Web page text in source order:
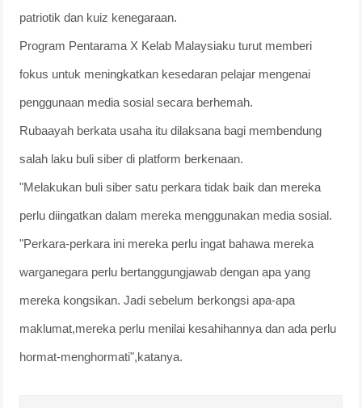
patriotik dan kuiz kenegaraan.
Program Pentarama X Kelab Malaysiaku turut memberi
fokus untuk meningkatkan kesedaran pelajar mengenai
penggunaan media sosial secara berhemah.
Rubaayah berkata usaha itu dilaksana bagi membendung
salah laku buli siber di platform berkenaan.
"Melakukan buli siber satu perkara tidak baik dan mereka
perlu diingatkan dalam mereka menggunakan media sosial.
"Perkara-perkara ini mereka perlu ingat bahawa mereka
warganegara perlu bertanggungjawab dengan apa yang
mereka kongsikan. Jadi sebelum berkongsi apa-apa
maklumat,mereka perlu menilai kesahihannya dan ada perlu
hormat-menghormati",katanya.